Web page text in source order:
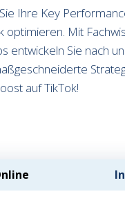
Ihre Key
optimieren. Mit
entwickeln Sie nach
auf TikTok!